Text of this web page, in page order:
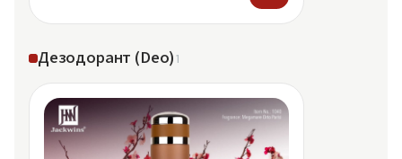
Дезодорант (Deo)1